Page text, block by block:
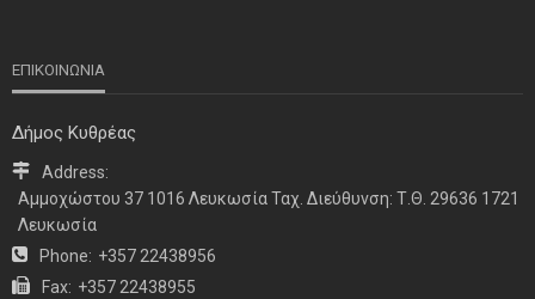
ΕΠΙΚΟΙΝΩΝΙΑ
Δήμος Κυθρέας
Address:
Αμμοχώστου 37 1016 Λευκωσία Ταχ. Διεύθυνση: Τ.Θ. 29636 1721
Λευκωσία
Phone: +357 22438956
Fax: +357 22438955